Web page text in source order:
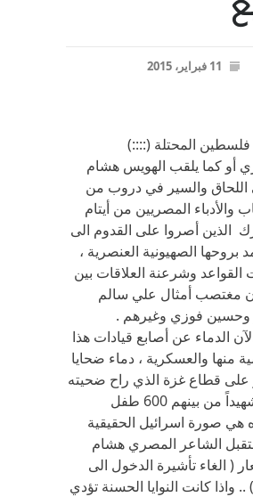
11 فبراير، 2015
المحتلة (::::)
أو كما يلقب الهويس هشام
والسير في دروب من
والأدباء المصريين من أيتام
الذين أصروا على القدوم الى
بروحها الصهيونية العنصرية ،
القواعد وشرعنة العلاقات بين
مغتصب أمثال علي سالم
وحسين فوزي وغيرهم .
الدماء عن أصابع قيادات هذا
منها والعسكرية ، دماء ضحايا
على قطاع غزة الذي راح ضحيته
حوالي 2500 شهيداً من بينهم 600 طفل
هي صورة اسرائيل الحقيقية
الشاعر المصري هشام
( الغاء تأشيرة الدخول الى
.. واذا كانت النوايا الحسنة تؤدي